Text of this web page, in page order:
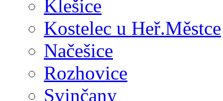
Klešice
Kostelec u Heř.Městce
Načešice
Rozhovice
Svinčany